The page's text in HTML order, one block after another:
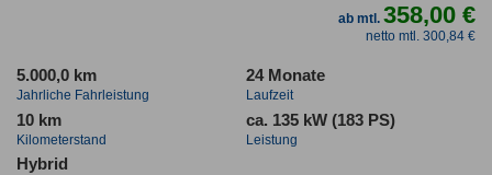
ab mtl.358,00 €
netto mtl. 300,84 €
5.000,0 km
Jahrliche Fahrleistung
24 Monate
Laufzeit
10 km
Kilometerstand
ca. 135 kW (183 PS)
Leistung
Hybrid